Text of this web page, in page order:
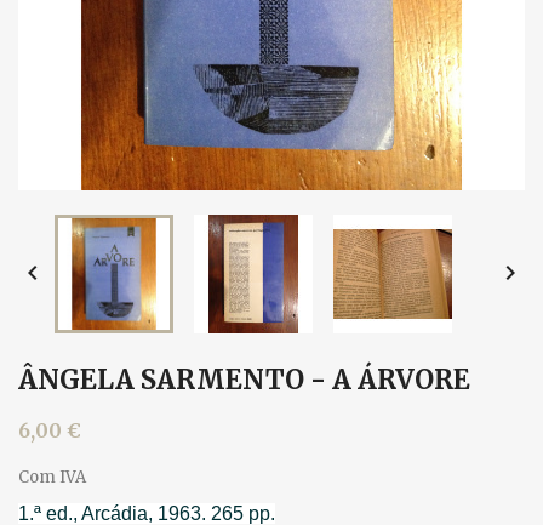
 
ÂNGELA SARMENTO - A ÁRVORE
6,00 €
Com IVA
1.ª ed., Arcádia, 1963. 265 pp.